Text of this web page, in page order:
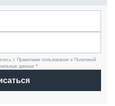
с Правилами пользования и Политикой
данных *